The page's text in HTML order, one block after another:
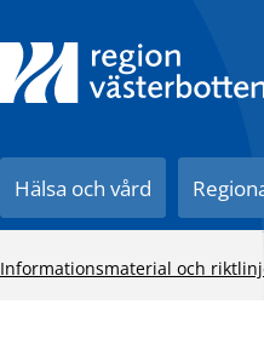
Hälsa och vård
Informationsmaterial och